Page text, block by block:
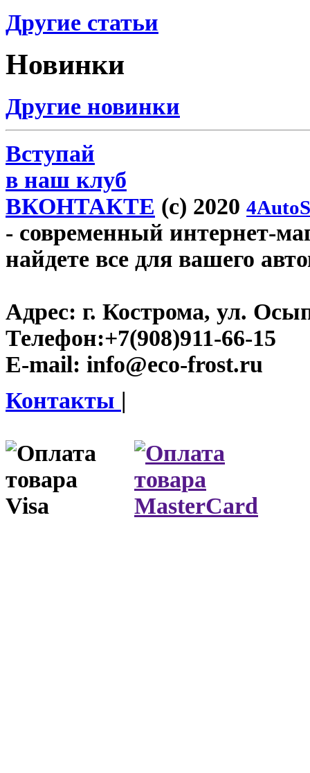
Другие статьи
Новинки
Другие новинки
Вступай
в наш клуб
ВКОНТАКТЕ (c) 2020
- современный интернет-
найдете все для вашего
Адрес: г. Кострома, ул.
Телефон:+7(908)911-66-15
E-mail: info@eco-frost.ru
Контакты |